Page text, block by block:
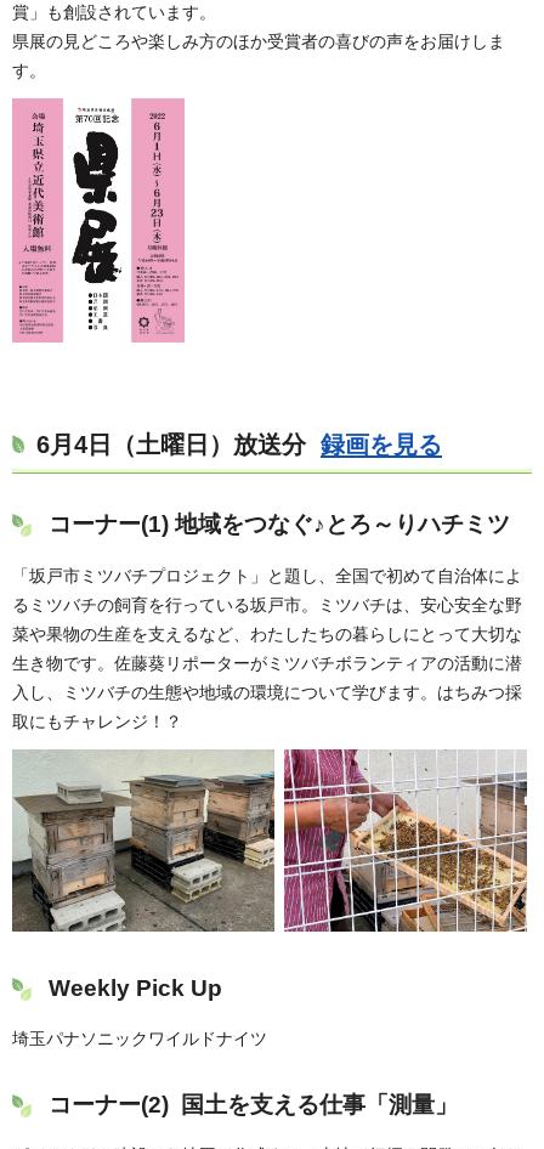
賞」も創設されています。
県展の見どころや楽しみ方のほか受賞者の喜びの声をお届けしま
す。
6月4日（土曜日）放送分 録画を見る
コーナー(1) 地域をつなぐ♪とろ～りハチミツ
「坂戸市ミツバチプロジェクト」と題し、全国で初めて自治体によ
るミツバチの飼育を行っている坂戸市。ミツバチは、安心安全な野
菜や果物の生産を支えるなど、わたしたちの暮らしにとって大切な
生き物です。佐藤葵リポーターがミツバチボランティアの活動に潜
入し、ミツバチの生態や地域の環境について学びます。はちみつ採
取にもチャレンジ！？
Weekly Pick Up
埼玉パナソニックワイルドナイツ
コーナー(2) 国土を支える仕事「測量」